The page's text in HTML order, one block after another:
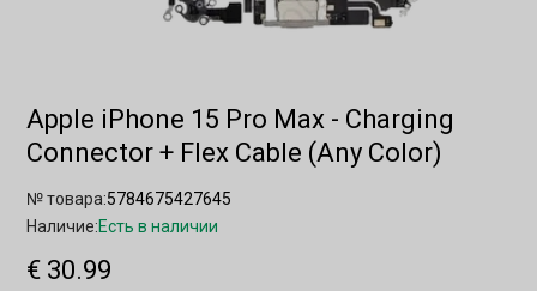
Apple iPhone 15 Pro Max - Charging
Connector + Flex Cable (Any Color)
№ товара:5784675427645
Наличие:Есть в наличии
€ 30.99